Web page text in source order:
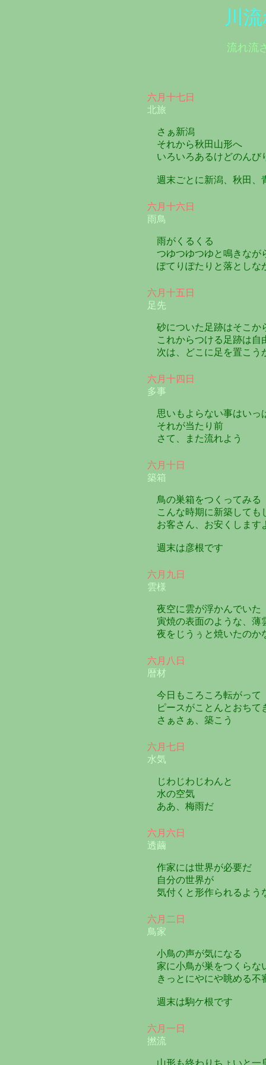
川
流れ流
六月十七日
北旅
さぁ新潟
それから秋田山形へ
いろいろあるけどのんび
週末ごとに新潟、秋田、
六月十六日
雨鳥
雨がくるくる
つゆつゆつゆと鳴きなが
ぽてりぽたりと落としな
六月十五日
足先
砂についた足跡はそこか
これからつける足跡は自
次は、どこに足を置こう
六月十四日
多事
思いもよらない事はいっ
それが当たり前
さて、また流れよう
六月十日
築箱
鳥の巣箱をつくってみる
こんな時期に新築しても
お客さん、お安くします
週末は彦根です
六月九日
雲様
夜空に雲が浮かんでいた
寅焼の表面のような、薄
夜をじうぅと焼いたのか
六月八日
暦材
今日もころころ転がって
ピースがことんとおちて
さぁさぁ、築こう
六月七日
水気
じわじわじわんと
水の空気
ああ、梅雨だ
六月六日
透繭
作家には世界が必要だ
自分の世界が
気付くと形作られるよう
六月二日
鳥家
小鳥の声が気になる
家に小鳥が巣をつくらな
きっとにやにや眺める不
週末は駒ケ根です
六月一日
撚流
山形も終わりちょいと一